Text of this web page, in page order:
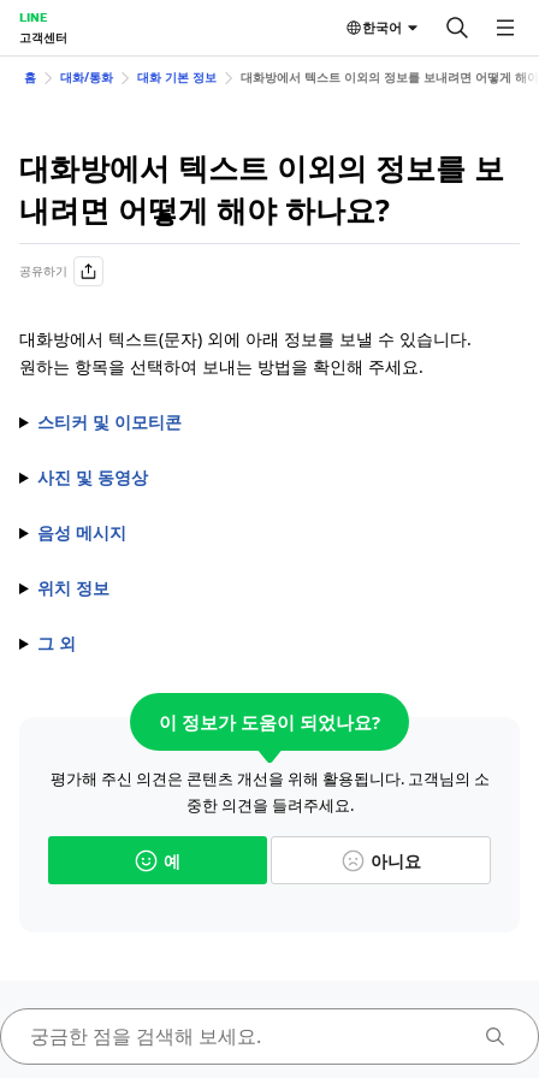
LINE
고객센터
한국어
홈 대화/통화 대화 기본 정보 대화방에서 텍스트 이외의 정보를 보내려면 어떻게 해
대화방에서 텍스트 이외의 정보를 보
내려면 어떻게 해야 하나요?
공유하기
대화방에서 텍스트(문자) 외에 아래 정보를 보낼 수 있습니다.
원하는 항목을 선택하여 보내는 방법을 확인해 주세요.
스티커 및 이모티콘
사진 및 동영상
음성 메시지
위치 정보
그 외
이 정보가 도움이 되었나요?
평가해 주신 의견은 콘텐츠 개선을 위해 활용됩니다. 고객님의 소
중한 의견을 들려주세요.
예 아니요